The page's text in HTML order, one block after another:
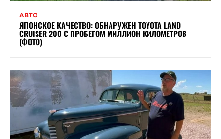
АВТО
ЯПОНСКОЕ КАЧЕСТВО: ОБНАРУЖЕН TOYOTA LAND
CRUISER 200 С ПРОБЕГОМ МИЛЛИОН КИЛОМЕТРОВ
(ФОТО)